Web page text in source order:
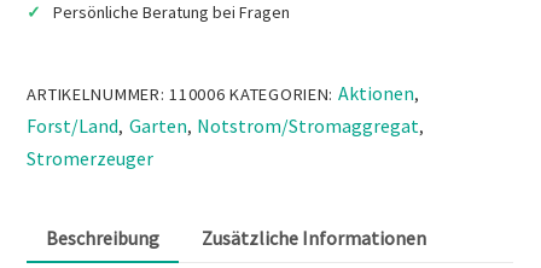
Persönliche Beratung bei Fragen
ARTIKELNUMMER:110006 KATEGORIEN: Aktionen,
Forst/Land, Garten, Notstrom/Stromaggregat,
Stromerzeuger
Beschreibung Zusätzliche Informationen